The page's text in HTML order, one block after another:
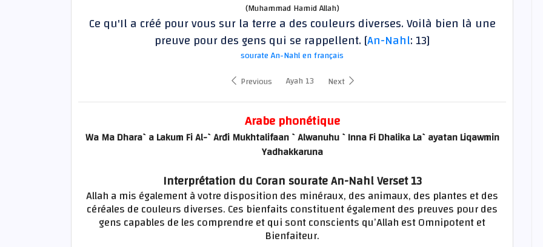
(Muhammad Hamid Allah)
Ce qu'Il a créé pour vous sur la terre a des couleurs diverses. Voilà bien là une
preuve pour des gens qui se rappellent. [An-Nahl: 13]
sourate An-Nahl en français
Previous
Ayah 13 Next
Arabe phonétique
Wa Ma Dhara`a Lakum Fi Al-`Arđi Mukhtalifaan `Alwanuhu `Inna Fi Dhalika La`ayatan Liqawmin
Yadhakkaruna
Interprétation du Coran sourate An-Nahl Verset 13
Allah a mis également à votre disposition des minéraux, des animaux, des plantes et des
céréales de couleurs diverses. Ces bienfaits constituent également des preuves pour des
gens capables de les comprendre et qui sont conscients qu’Allah est Omnipotent et
Bienfaiteur.